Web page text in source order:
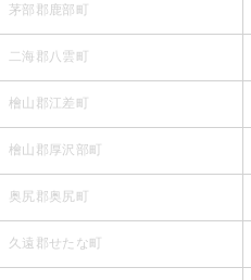
茅部郡鹿部町
二海郡八雲町
檜山郡江差町
檜山郡厚沢部町
奥尻郡奥尻町
久遠郡せたな町